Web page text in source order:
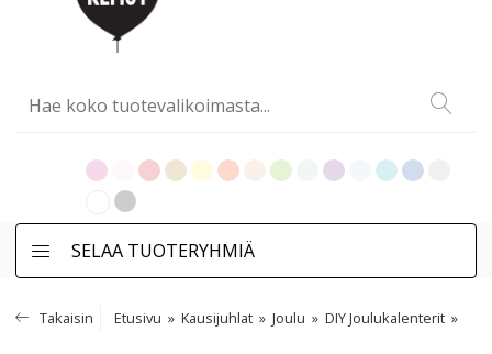
SELAA TUOTERYHMIÄ
Takaisin Etusivu Kausijuhlat Joulu DIY Joulukalenterit